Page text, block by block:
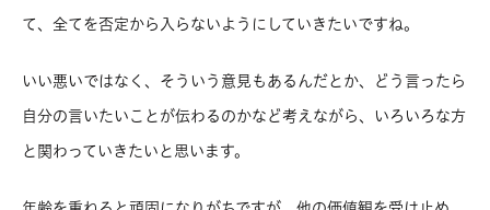
て、全てを否定から入らないようにしていきたいですね。
いい悪いではなく、そういう意見もあるんだとか、どう言ったら
自分の言いたいことが伝わるのかなど考えながら、いろいろな方
と関わっていきたいと思います。